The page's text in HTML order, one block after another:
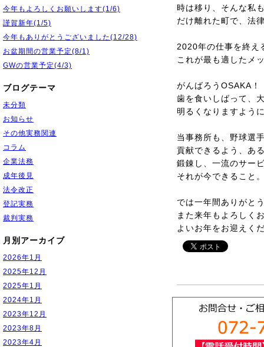
時は移り、そんな私
だけ離れた町で、法
2020年の仕事を終え
これが最も適したメ
がんばろうOSAKA！
歯を食いしばって、
明るくなりますよう
当事務所も、野球選
貢献できるよう、あ
鍛錬し、一流のサー
それが今できること
では一年間ありがと
また来年もよろしく
よいお年をお迎えく
今年もよろしくお願いします(1/6)
謹賀新年(1/5)
今年もありがとうございました(12/28)
お盆期間の営業予定(8/1)
GWの営業予定(4/3)
ブログテーマ
未分類
お知らせ
その他実務関連
コラム
企業法務
成年後見
法令改正
登記実務
裁判実務
月別アーカイブ
2026年1月
2025年12月
2025年1月
2024年1月
2023年12月
2023年8月
2023年4月